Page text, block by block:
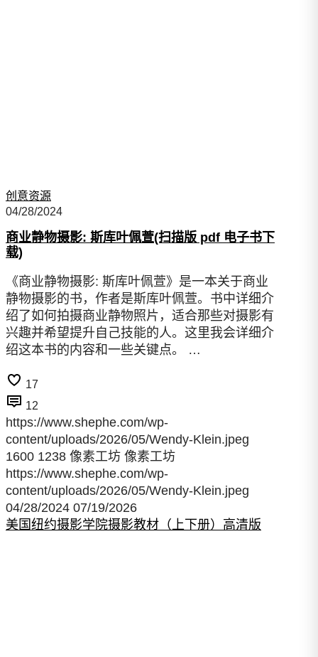
创意资源
04/28/2024
商业静物摄影: 斯库叶佩萱(扫描版 pdf 电子书下
载)
《商业静物摄影: 斯库叶佩萱》是一本关于商业
静物摄影的书，作者是斯库叶佩萱。书中详细介
绍了如何拍摄商业静物照片，适合那些对摄影有
兴趣并希望提升自己技能的人。这里我会详细介
绍这本书的内容和一些关键点。 …
17
12
https://www.shephe.com/wp-
content/uploads/2026/05/Wendy-Klein.jpeg
1600 1238 像素工坊 像素工坊
https://www.shephe.com/wp-
content/uploads/2026/05/Wendy-Klein.jpeg
04/28/2024 07/19/2026
美国纽约摄影学院摄影教材（上下册）高清版